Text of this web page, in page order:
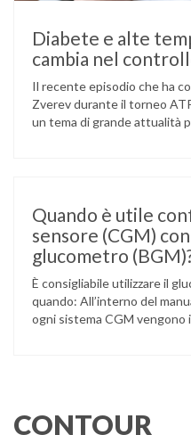
Diabete e alte
cambia nel
Il recente episodio che ha
Zverev durante il torneo
un tema di grande attualità
Quando è utile
sensore (CGM)
glucometro
È consigliabile utilizzare il
quando: All’interno del
ogni sistema CGM vengono
CONTOUR